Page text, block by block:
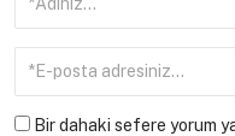
Bir dahaki sefere yorum